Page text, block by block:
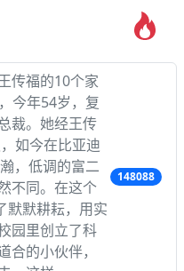
传福的10个家
今年54岁，复
裁。她经王传
如今在比亚迪
，低调的富二
不同。在这个
默默耕耘，用实
园里创立了科
合的小伙伴，
148088